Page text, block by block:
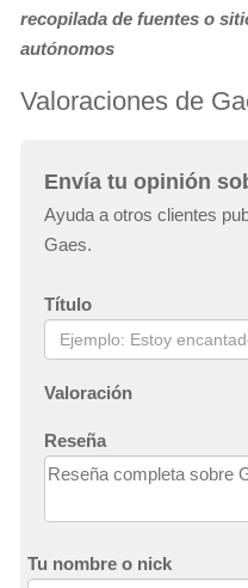
recopilada de fuentes o
autónomos
Valoraciones de
Envía tu opinión
Ayuda a otros clientes
Gaes.
Título
Valoración
Reseña
Tu nombre o nick